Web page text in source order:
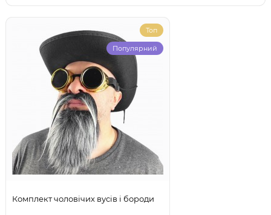
Топ
Популярний
Комплект чоловічих вусів і бороди